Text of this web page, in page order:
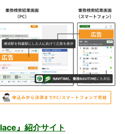
』紹介サイト